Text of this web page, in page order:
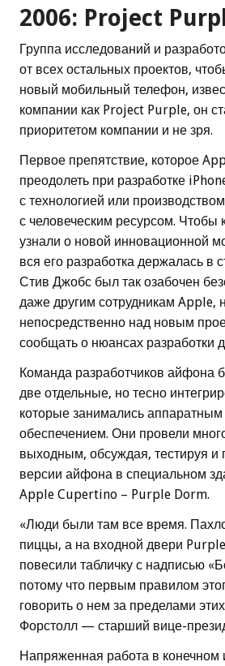
2006: Project
Группа исследований и
от всех остальных проектов,
новый мобильный телефон,
компании как Project Purple, он
приоритетом компании и не зря.
Первое препятствие, которое
преодолеть при разработке
с технологией или
с человеческим ресурсом. Чтобы
узнали о новой инновационной
вся его разработка держалась в
Стив Джобс был так озабочен
даже другим сотрудникам Apple,
непосредственно над новым
сообщать о нюансах разработки
Команда разработчиков айфона
две отдельные, но тесно
которые занимались
обеспечением. Они провели
выходным, обсуждая, тестируя и
версии айфона в специальном
Apple Cupertino – Purple Dorm.
«Люди были там все время.
пиццы, а на входной двери
повесили табличку с надписью
потому что первым правилом
говорить о нем за пределами
Форстолл — старший вице-
Напряженная работа в конечном